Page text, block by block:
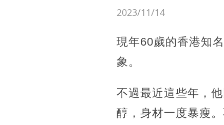
2023/11/14
現年60歲的香港知
象。
不過最近這些年，
醇，身材一度暴瘦